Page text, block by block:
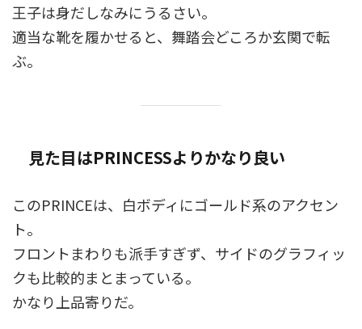
王子は身だしなみにうるさい。
適当な靴を履かせると、舞踏会どころか玄関で転
ぶ。
見た目はPRINCESSよりかなり良い
このPRINCEは、白ボディにゴールド系のアクセン
ト。
フロントまわりも派手すぎず、サイドのグラフィッ
クも比較的まとまっている。
かなり上品寄りだ。